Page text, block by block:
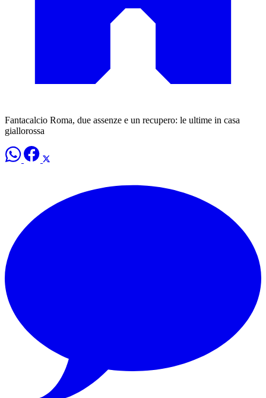
Fantacalcio Roma, due assenze e un recupero: le ultime in casa
giallorossa